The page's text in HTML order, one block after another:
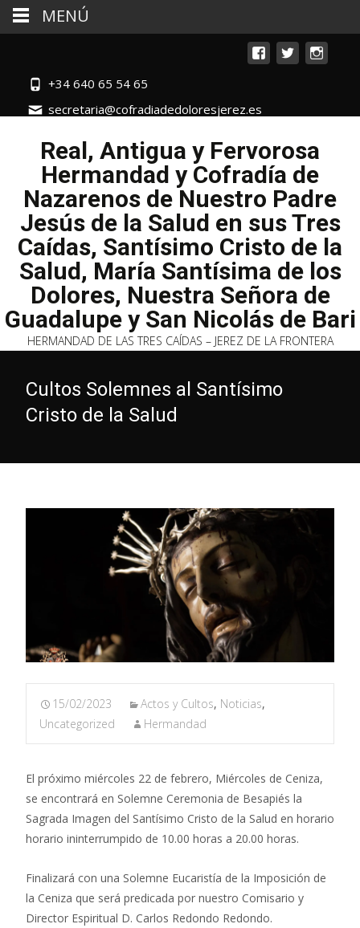
+34 640 65 54 65
secretaria@cofradiadedoloresjerez.es
Real, Antigua y Fervorosa
Hermandad y Cofradía de
Nazarenos de Nuestro Padre
Jesús de la Salud en sus Tres
Caídas, Santísimo Cristo de la
Salud, María Santísima de los
Dolores, Nuestra Señora de
Guadalupe y San Nicolás de Bari
HERMANDAD DE LAS TRES CAÍDAS – JEREZ DE LA FRONTERA
Cultos Solemnes al Santísimo
Cristo de la Salud
15/02/2023 Actos y Cultos, Noticias,
Uncategorized
Hermandad
El próximo miércoles 22 de febrero, Miércoles de Ceniza,
se encontrará en Solemne Ceremonia de Besapiés la
Sagrada Imagen del Santísimo Cristo de la Salud en horario
horario ininterrumpido de 10.00 horas a 20.00 horas.
Finalizará con una Solemne Eucaristía de la Imposición de
la Ceniza que será predicada por nuestro Comisario y
Director Espiritual D. Carlos Redondo Redondo.
MENÚ